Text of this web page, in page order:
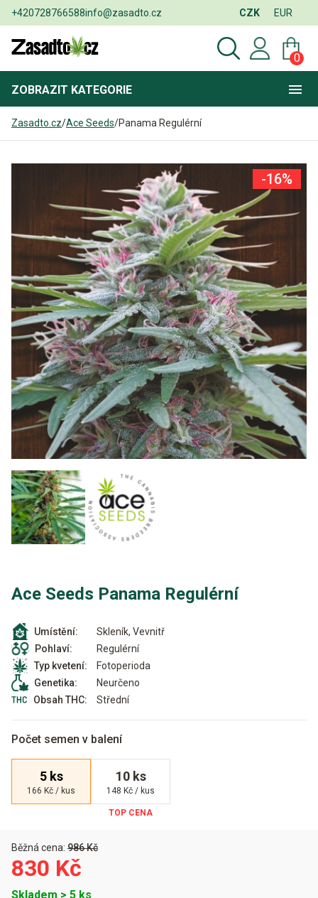
+420728766588info@zasadto.cz CZK EUR
0
ZOBRAZIT KATEGORIE
Zasadto.cz/Ace Seeds/Panama Regulérní
Ace Seeds Panama Regulérní
Umístění:
Skleník, Vevnitř
Pohlaví:
Regulérní
Typ kvetení:
Fotoperioda
Genetika:
Neurčeno
Obsah THC:
Střední
Počet semen v balení
5 ks
166 Kč / kus
10 ks
148 Kč / kus
Běžná cena: 986 Kč
-16%
830 Kč
Skladem > 5 ks